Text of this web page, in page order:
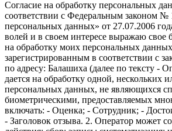
Согласие на обработку персональных
соответствии с Федеральным законом
персональных данных» от 27.07.2006
волей и в своем интересе выражаю свое
на обработку моих персональных
зарегистрированным в соответствии с
по адресу: Балашиха (далее по тексту -
дается на обработку одной, нескольких
персональных данных, не являющихся
биометрическими, предоставляемых
включать: - Оценка; - Сотрудник; -
- Заголовок отзыва. 2. Оператор может